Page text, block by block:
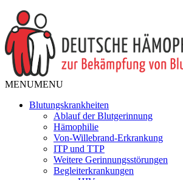
MENUMENU
Blutungskrankheiten
Ablauf der Blutgerinnung
Hämophilie
Von-Willebrand-Erkrankung
ITP und TTP
Weitere Gerinnungsstörungen
Begleiterkrankungen